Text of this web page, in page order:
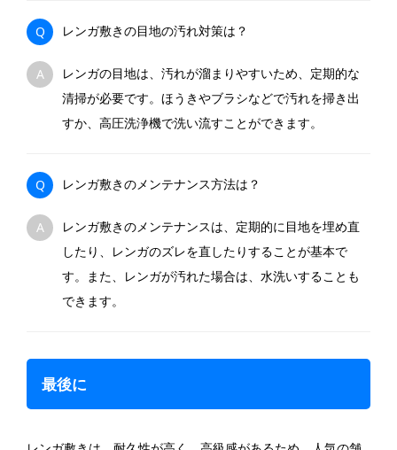
Q レンガ敷きの目地の汚れ対策は？
A
レンガの目地は、汚れが溜まりやすいため、定期的な
清掃が必要です。ほうきやブラシなどで汚れを掃き出
すか、高圧洗浄機で洗い流すことができます。
Q レンガ敷きのメンテナンス方法は？
A
レンガ敷きのメンテナンスは、定期的に目地を埋め直
したり、レンガのズレを直したりすることが基本で
す。また、レンガが汚れた場合は、水洗いすることも
できます。
最後に